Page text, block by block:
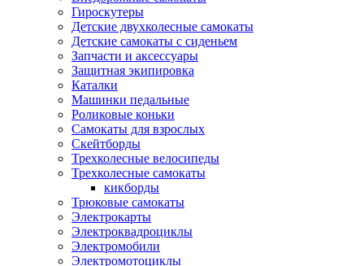
Гироскутеры
Детские двухколесные самокаты
Детские самокаты с сиденьем
Запчасти и аксессуары
Защитная экипировка
Каталки
Машинки педальные
Роликовые коньки
Самокаты для взрослых
Скейтборды
Трехколесные велосипеды
Трехколесные самокаты
кикборды
Трюковые самокаты
Электрокарты
Электроквадроциклы
Электромобили
Электромотоциклы